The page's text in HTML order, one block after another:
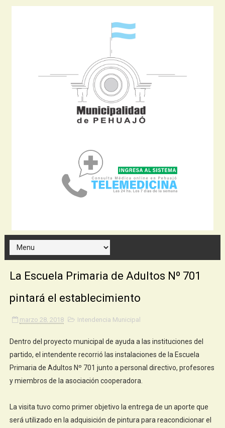
La Escuela Primaria de Adultos Nº 701
pintará el establecimiento
marzo 28, 2018 Intendencia Municipal
Dentro del proyecto municipal de ayuda a las instituciones del
partido, el intendente recorrió las instalaciones de la Escuela
Primaria de Adultos Nº 701 junto a personal directivo, profesores
y miembros de la asociación cooperadora.
La visita tuvo como primer objetivo la entrega de un aporte que
será utilizado en la adquisición de pintura para reacondicionar el